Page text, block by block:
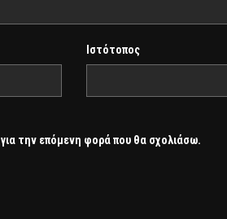
Ιστότοπος
την επόμενη φορά που θα σχολιάσω.